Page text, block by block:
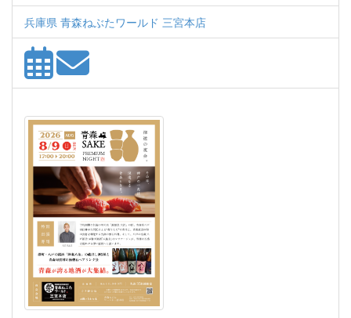
兵庫県 青森ねぶたワールド 三宮本店